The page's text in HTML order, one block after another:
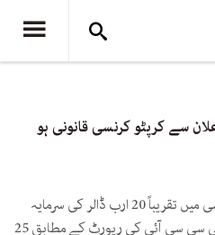
سے کرپٹو کرنسی قانونی ہو
2021 میں پاکستان میں کرپٹو کرنسی میں تقریباً 20 ارب ڈالر کی سرمایہ
کاری کی گئی جو 2023 میں ایف پی سی سی آئی کی رپورٹ کے مطابق 25